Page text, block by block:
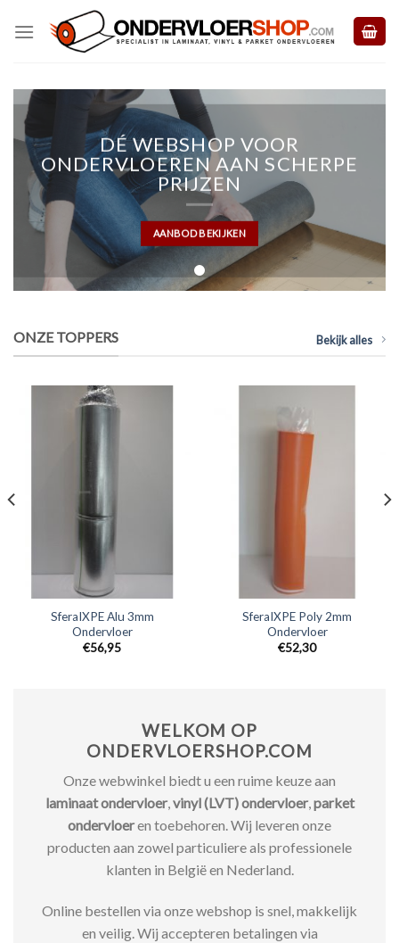
DÉ WEBSHOP VOOR
ONDERVLOEREN AAN SCHERPE
PRIJZEN
AANBOD BEKIJKEN
ONZE TOPPERS Bekijk alles
SferaIXPE Alu 3mm
Ondervloer
€56,95
SferaIXPE Poly 2mm
Ondervloer
€52,30
WELKOM OP
ONDERVLOERSHOP.COM
Onze webwinkel biedt u een ruime keuze aan
laminaat ondervloer,vinyl (LVT) ondervloer,parket
ondervloeren toebehoren. Wij leveren onze
producten aan zowel particuliere als professionele
klanten in België en Nederland.
Online bestellen via onze webshop is snel, makkelijk
en veilig. Wij accepteren betalingen via